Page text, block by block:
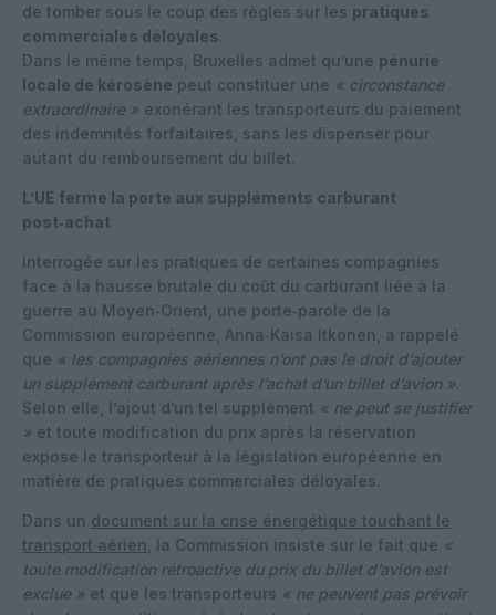
de tomber sous le coup des règles sur les pratiques
commerciales déloyales.
Dans le même temps, Bruxelles admet qu’une pénurie
locale de kérosène peut constituer une « circonstance
extraordinaire » exonérant les transporteurs du paiement
des indemnités forfaitaires, sans les dispenser pour
autant du remboursement du billet.
L’UE ferme la porte aux suppléments carburant
post‑achat
Interrogée sur les pratiques de certaines compagnies
face à la hausse brutale du coût du carburant liée à la
guerre au Moyen‑Orient, une porte‑parole de la
Commission européenne, Anna‑Kaisa Itkonen, a rappelé
que « les compagnies aériennes n’ont pas le droit d’ajouter
un supplément carburant après l’achat d’un billet d’avion ».
Selon elle, l’ajout d’un tel supplément « ne peut se justifier
» et toute modification du prix après la réservation
expose le transporteur à la législation européenne en
matière de pratiques commerciales déloyales.
Dans un document sur la crise énergétique touchant le
transport aérien
, la Commission insiste sur le fait que «
toute modification rétroactive du prix du billet d’avion est
exclue » et que les transporteurs « ne peuvent pas prévoir